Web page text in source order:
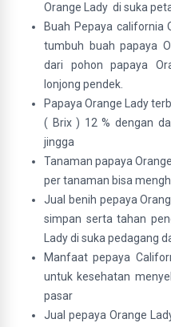
Orange Lady di suka
Buah Pepaya california
tumbuh buah papaya
dari pohon papaya
lonjong pendek.
Papaya Orange Lady
( Brix ) 12 % dengan
jingga
Tanaman papaya
per tanaman bisa
Jual benih pepaya
simpan serta tahan
Lady di suka pedagang
Manfaat pepaya
untuk kesehatan
pasar
Jual pepaya Orange